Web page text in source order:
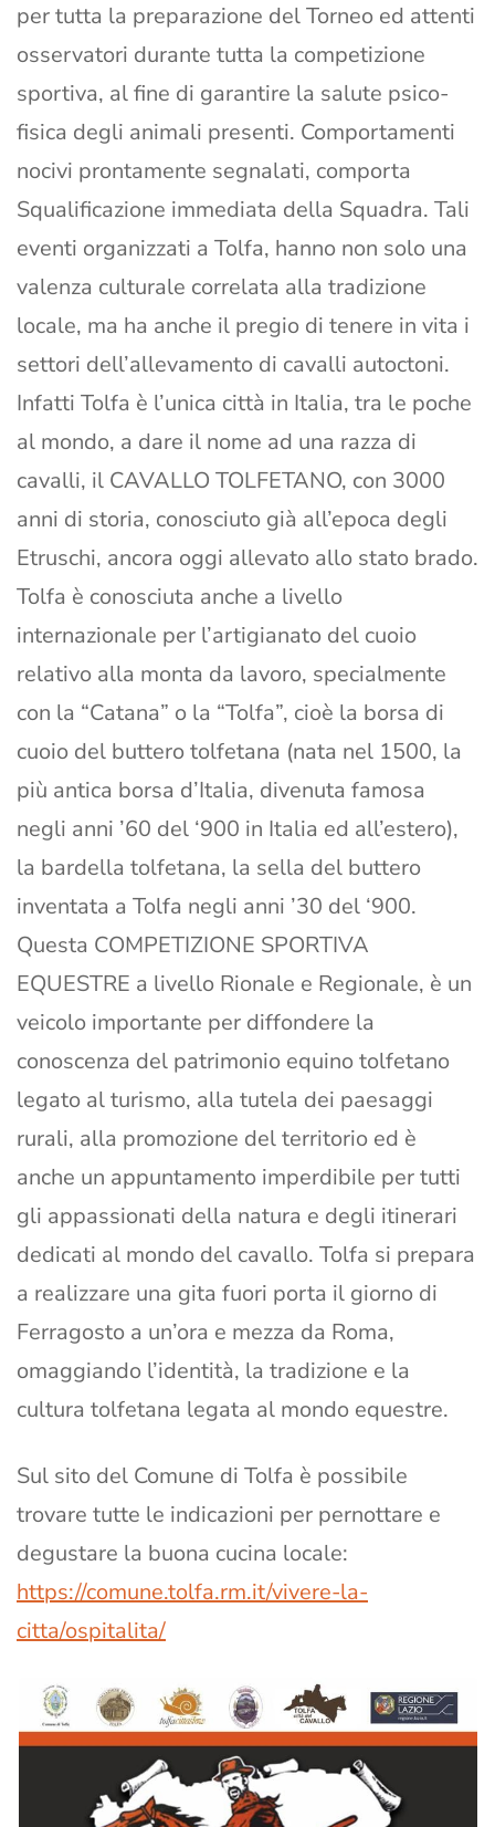
per tutta la preparazione del Torneo ed attenti
osservatori durante tutta la competizione
sportiva, al fine di garantire la salute psico-
fisica degli animali presenti. Comportamenti
nocivi prontamente segnalati, comporta
Squalificazione immediata della Squadra. Tali
eventi organizzati a Tolfa, hanno non solo una
valenza culturale correlata alla tradizione
locale, ma ha anche il pregio di tenere in vita i
settori dell’allevamento di cavalli autoctoni.
Infatti Tolfa è l’unica città in Italia, tra le poche
al mondo, a dare il nome ad una razza di
cavalli, il CAVALLO TOLFETANO, con 3000
anni di storia, conosciuto già all’epoca degli
Etruschi, ancora oggi allevato allo stato brado.
Tolfa è conosciuta anche a livello
internazionale per l’artigianato del cuoio
relativo alla monta da lavoro, specialmente
con la “Catana” o la “Tolfa”, cioè la borsa di
cuoio del buttero tolfetana (nata nel 1500, la
più antica borsa d’Italia, divenuta famosa
negli anni ’60 del ‘900 in Italia ed all’estero),
la bardella tolfetana, la sella del buttero
inventata a Tolfa negli anni ’30 del ‘900.
Questa COMPETIZIONE SPORTIVA
EQUESTRE a livello Rionale e Regionale, è un
veicolo importante per diffondere la
conoscenza del patrimonio equino tolfetano
legato al turismo, alla tutela dei paesaggi
rurali, alla promozione del territorio ed è
anche un appuntamento imperdibile per tutti
gli appassionati della natura e degli itinerari
dedicati al mondo del cavallo. Tolfa si prepara
a realizzare una gita fuori porta il giorno di
Ferragosto a un’ora e mezza da Roma,
omaggiando l’identità, la tradizione e la
cultura tolfetana legata al mondo equestre.
Sul sito del Comune di Tolfa è possibile
trovare tutte le indicazioni per pernottare e
degustare la buona cucina locale:
https://comune.tolfa.rm.it/vivere-la-
citta/ospitalita/